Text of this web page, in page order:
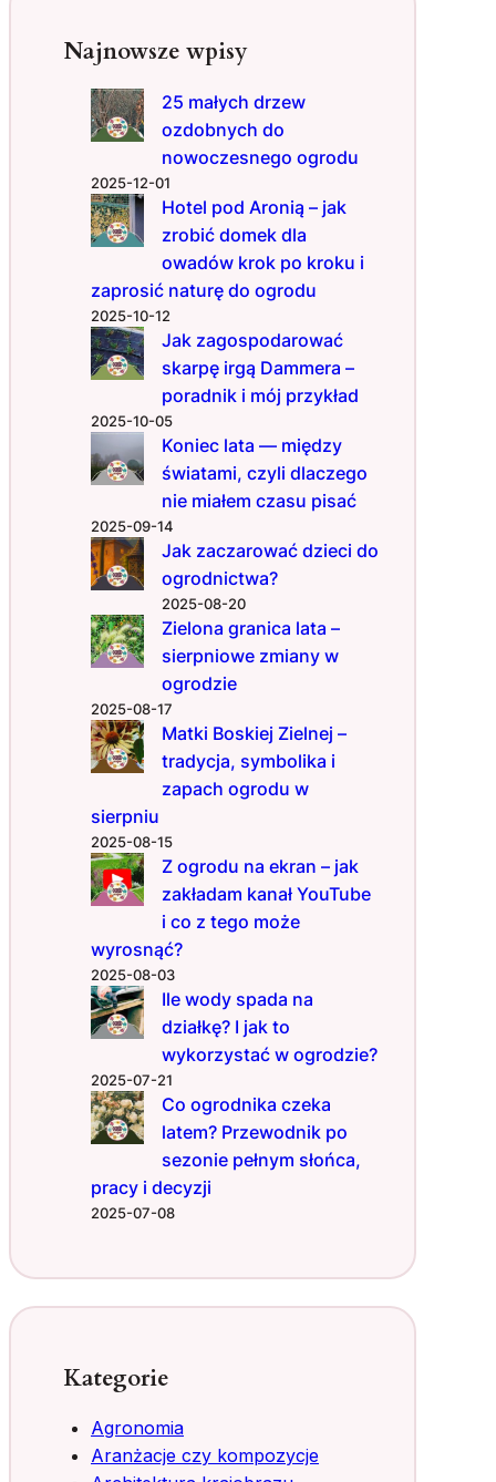
o
z
o
ś
n
y
w
o
z
ą
a
m
o
s
e
ę
Najnowsze wpisy
25 małych drzew
ozdobnych do
nowoczesnego ogrodu
2025-12-01
Hotel pod Aronią – jak
zrobić domek dla
owadów krok po kroku i
zaprosić naturę do ogrodu
2025-10-12
Jak zagospodarować
skarpę irgą Dammera –
poradnik i mój przykład
2025-10-05
Koniec lata — między
światami, czyli dlaczego
nie miałem czasu pisać
2025-09-14
Jak zaczarować dzieci do
ogrodnictwa?
2025-08-20
Zielona granica lata –
sierpniowe zmiany w
ogrodzie
2025-08-17
Matki Boskiej Zielnej –
tradycja, symbolika i
zapach ogrodu w
sierpniu
2025-08-15
Z ogrodu na ekran – jak
zakładam kanał YouTube
i co z tego może
wyrosnąć?
2025-08-03
Ile wody spada na
działkę? I jak to
wykorzystać w ogrodzie?
2025-07-21
Co ogrodnika czeka
latem? Przewodnik po
sezonie pełnym słońca,
pracy i decyzji
2025-07-08
Kategorie
Agronomia
Aranżacje czy kompozycje